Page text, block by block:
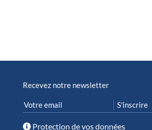
Recevez notre newsletter
Protection de vos données